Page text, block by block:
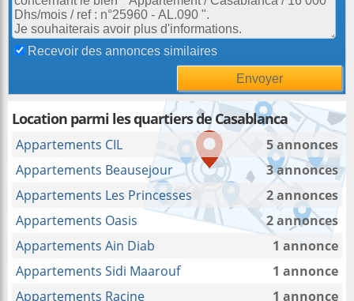
Recevoir des annonces similaires
Location parmi les quartiers de Casablanca
Appartements CIL
5 annonces
Appartements Beausejour
3 annonces
Appartements Les Princesses
2 annonces
Appartements Oasis
2 annonces
Appartements Ain Diab
1 annonce
Appartements Sidi Maarouf
1 annonce
Appartements Racine
1 annonce